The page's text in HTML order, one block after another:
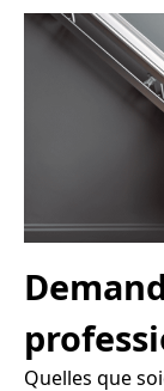
Quelles que